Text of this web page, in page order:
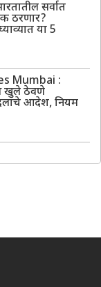
सर्वात
ठरणार?
या 5
Mumbai :
खुले ठेवणे
आदेश, नियम